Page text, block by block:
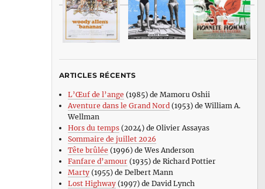
ARTICLES RÉCENTS
L’Œuf de l’ange (1985) de Mamoru Oshii
Aventure dans le Grand Nord(1953) de William A.
Wellman
Hors du temps(2024) de Olivier Assayas
Sommaire de juillet 2026
Tête brûlée (1996) de Wes Anderson
Fanfare d’amour(1935) de Richard Pottier
Marty(1955) de Delbert Mann
Lost Highway(1997) de David Lynch